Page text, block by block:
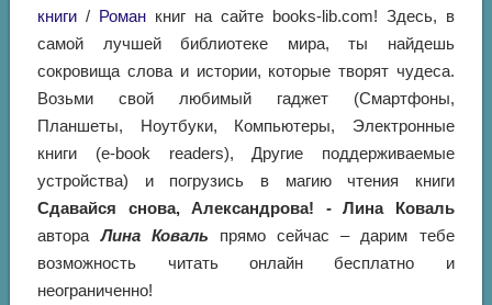
книги / Роман книг на сайте books-lib.com! Здесь, в
самой лучшей библиотеке мира, ты найдешь
сокровища слова и истории, которые творят чудеса.
Возьми свой любимый гаджет (Смартфоны,
Планшеты, Ноутбуки, Компьютеры, Электронные
книги (e-book readers), Другие поддерживаемые
устройства) и погрузись в магию чтения книги
Сдавайся снова, Александрова! - Лина Коваль
автораЛина Коваль прямо сейчас – дарим тебе
возможность читать онлайн бесплатно и
неограниченно!